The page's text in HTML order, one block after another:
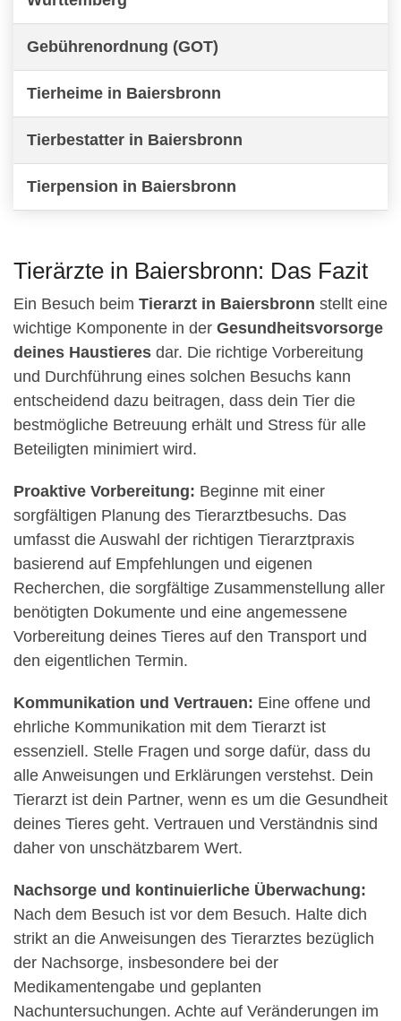
Gebührenordnung (GOT)
Tierheime in Baiersbronn
Tierbestatter in Baiersbronn
Tierpension in Baiersbronn
Tierärzte in Baiersbronn: Das Fazit
Ein Besuch beim Tierarzt in Baiersbronn stellt eine
wichtige Komponente in der Gesundheitsvorsorge
deines Haustieres dar. Die richtige Vorbereitung
und Durchführung eines solchen Besuchs kann
entscheidend dazu beitragen, dass dein Tier die
bestmögliche Betreuung erhält und Stress für alle
Beteiligten minimiert wird.
Proaktive Vorbereitung: Beginne mit einer
sorgfältigen Planung des Tierarztbesuchs. Das
umfasst die Auswahl der richtigen Tierarztpraxis
basierend auf Empfehlungen und eigenen
Recherchen, die sorgfältige Zusammenstellung aller
benötigten Dokumente und eine angemessene
Vorbereitung deines Tieres auf den Transport und
den eigentlichen Termin.
Kommunikation und Vertrauen: Eine offene und
ehrliche Kommunikation mit dem Tierarzt ist
essenziell. Stelle Fragen und sorge dafür, dass du
alle Anweisungen und Erklärungen verstehst. Dein
Tierarzt ist dein Partner, wenn es um die Gesundheit
deines Tieres geht. Vertrauen und Verständnis sind
daher von unschätzbarem Wert.
Nachsorge und kontinuierliche Überwachung:
Nach dem Besuch ist vor dem Besuch. Halte dich
strikt an die Anweisungen des Tierarztes bezüglich
der Nachsorge, insbesondere bei der
Medikamentengabe und geplanten
Nachuntersuchungen. Achte auf Veränderungen im